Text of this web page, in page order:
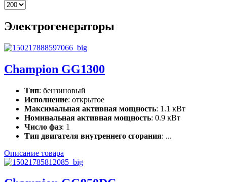
Электрогенераторы
Champion GG1300
Тип: бензиновый
Исполнение: открытое
Максимальная активная мощность: 1.1 кВт
Номинальная активная мощность: 0.9 кВт
Число фаз: 1
Тип двигателя внутреннего сгорания: ...
Описание товара